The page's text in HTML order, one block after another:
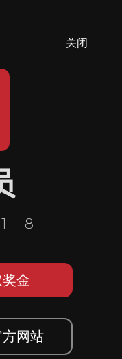
关闭
18
金
网站